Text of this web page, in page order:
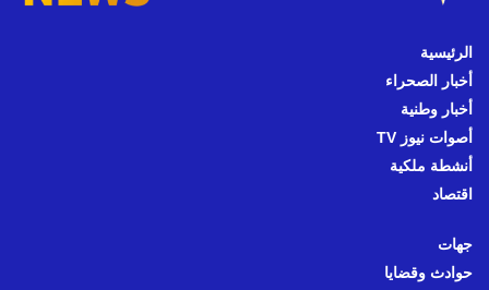
الرئيسية
أخبار الصحراء
أخبار وطنية
أصوات نيوز TV
أنشطة ملكية
اقتصاد
جهات
حوادث وقضايا